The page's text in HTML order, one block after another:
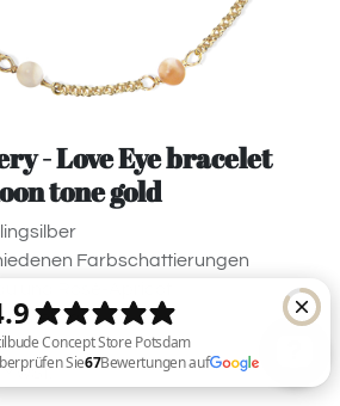
- Love Eye bracelet
tone gold
Farbschattierungen
und Rosé-Apricot